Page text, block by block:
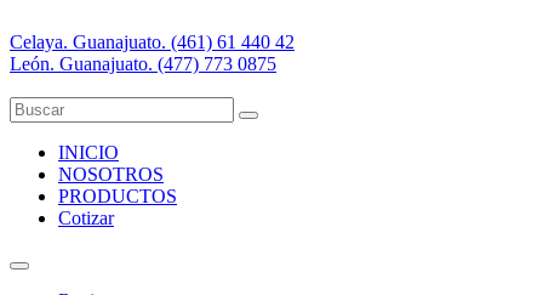
Celaya. Guanajuato. (461) 61 440 42
León. Guanajuato. (477) 773 0875
INICIO
NOSOTROS
PRODUCTOS
Cotizar